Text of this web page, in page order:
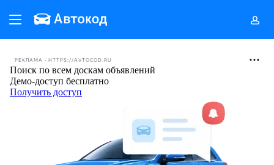
РЕКЛАМА • HTTPS://AVTOCOD.RU